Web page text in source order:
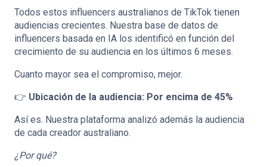
Todos estos influencers australianos de TikTok tienen
audiencias crecientes. Nuestra base de datos de
influencers basada en IA los identificó en función del
crecimiento de su audiencia en los últimos 6 meses.
Cuanto mayor sea el compromiso, mejor.
👉 Ubicación de la audiencia: Por encima de 45%
Así es. Nuestra plataforma analizó además la audiencia
de cada creador australiano.
¿Por qué?